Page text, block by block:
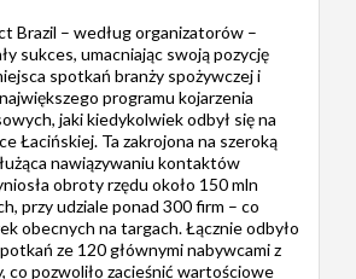
Brazil – według organizatorów –
sukces, umacniając swoją pozycję
spotkań branży spożywczej i
programu kojarzenia
jaki kiedykolwiek odbył się na
Łacińskiej. Ta zakrojona na szeroką
nawiązywaniu kontaktów
obroty rzędu około 150 mln
przy udziale ponad 300 firm – co
obecnych na targach. Łącznie odbyło
ze 120 głównymi nabywcami z
co pozwoliło zacieśnić wartościowe